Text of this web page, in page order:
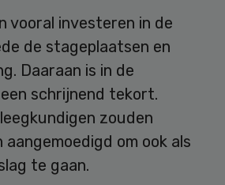
vooral investeren in de
de stageplaatsen en
Daaraan is in de
schrijnend tekort.
zouden
om ook als
te gaan.